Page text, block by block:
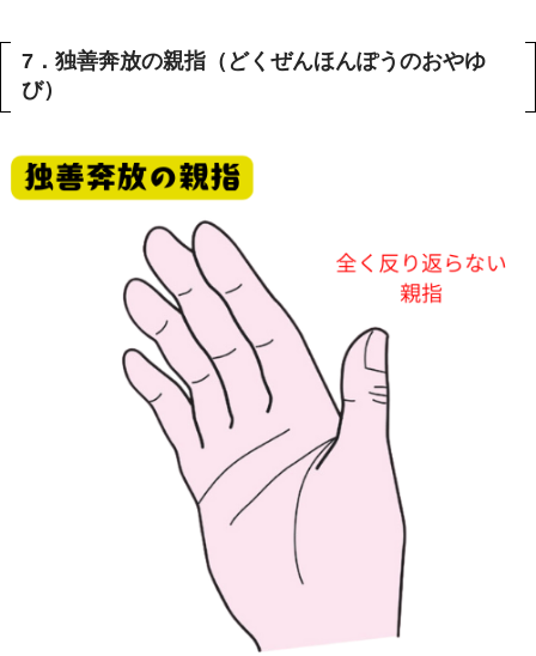
7．独善奔放の親指（どくぜんほんぽうのおやゆ
び）